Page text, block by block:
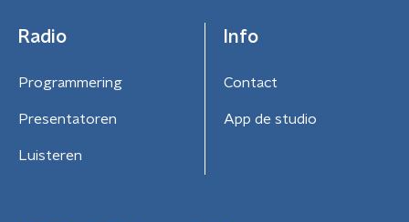
Radio
Programmering
Presentatoren
Luisteren
Info
Contact
App de studio